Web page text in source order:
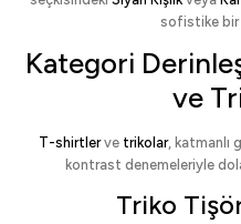
sofistike bir
Kategori
ve
T-shirtlerve trikolar, katmanlı
kontrast denemeleriyle
Triko